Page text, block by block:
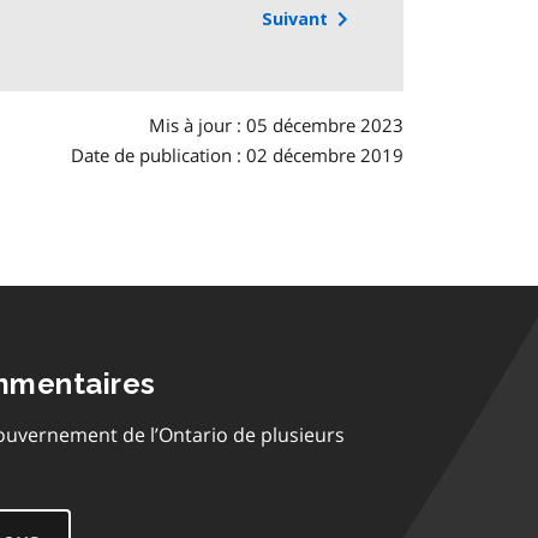
Suivant
Mis à jour : 05 décembre 2023
Date de publication : 02 décembre 2019
de l’Ontario de plusieurs